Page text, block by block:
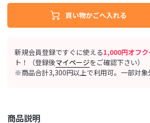
新規会員登録ですぐに使える1,000円オフ
ト！（登録後マイページをご確認下さい）
※商品合計3,300円以上で利用可。一部対象
商品説明